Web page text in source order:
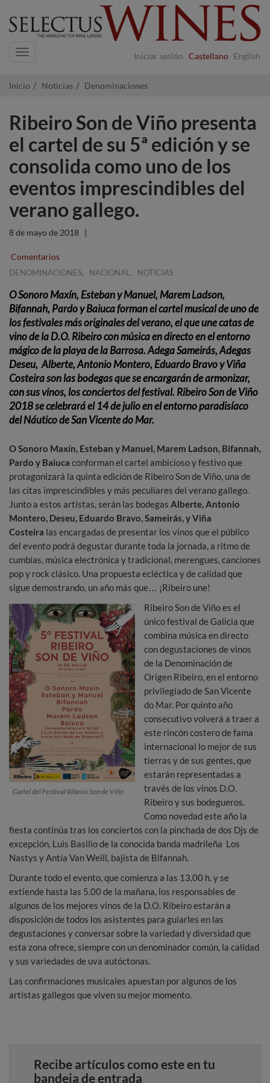
Iniciar sesión Castellano English
Navigation
Inicio Noticias Denominaciones
Ribeiro Son de Viño presenta
el cartel de su 5ª edición y se
consolida como uno de los
eventos imprescindibles del
verano gallego.
8 de mayo de 2018 |
Comentarios
DENOMINACIONES, NACIONAL , NOTICIAS
O Sonoro Maxín, Esteban y Manuel, Marem Ladson,
Bifannah, Pardo y Baiucaforman el cartel musical de uno de
los festivales más originales del verano, el que une catas de
vino de la D.O. Ribeiro con música en directo en el entorno
mágico de la playa de la Barrosa.Adega Sameirás, Adegas
Deseu, Alberte, Antonio Montero, Eduardo Bravo y Viña
Costeirason las bodegas que se encargarán de armonizar,
con sus vinos, los conciertos del festival. Ribeiro Son de Viño
2018 se celebrará el 14 de julio en el entorno paradisíaco
del Náutico de San Vicente do Mar.
O Sonoro Maxín, Esteban y Manuel, Marem Ladson, Bifannah,
Pardo y Baiuca conforman el cartel ambicioso y festivo que
protagonizará la quinta edición de Ribeiro Son de Viño, una de
las citas imprescindibles y más peculiares del verano gallego.
Junto a estos artistas, serán las bodegas Alberte, Antonio
Montero, Deseu, Eduardo Bravo, Sameirás, y Viña
Costeira las encargadas de presentar los vinos que el público
del evento podrá degustar durante toda la jornada, a ritmo de
cumbias, música electrónica y tradicional, merengues, canciones
pop y rock clásico. Una propuesta ecléctica y de calidad que
sigue demostrando, un año más que… ¡Ribeiro une!
Cartel del Festival Ribeiro Son de Viño
Ribeiro Son de Viño es el
único festival de Galicia que
combina música en directo
con degustaciones de vinos
de la Denominación de
Origen Ribeiro, en el entorno
privilegiado de San Vicente
do Mar. Por quinto año
consecutivo volverá a traer a
este rincón costero de fama
internacional lo mejor de sus
tierras y de sus gentes, que
estarán representadas a
través de los vinos D.O.
Ribeiro y sus bodegueros.
Como novedad este año la
fiesta continúa tras los conciertos con la pinchada de dos Djs de
excepción, Luis Basilio de la conocida banda madrileña Los
Nastys y Antía Van Weill, bajista de Bifannah.
Durante todo el evento, que comienza a las 13.00 h. y se
extiende hasta las 5.00 de la mañana, los responsables de
algunos de los mejores vinos de la D.O. Ribeiro estarán a
disposición de todos los asistentes para guiarles en las
degustaciones y conversar sobre la variedad y diversidad que
esta zona ofrece, siempre con un denominador común, la calidad
y sus variedades de uva autóctonas.
Las confirmaciones musicales apuestan por algunos de los
artistas gallegos que viven su mejor momento.
Recibe artículos como este en tu
bandeja de entrada